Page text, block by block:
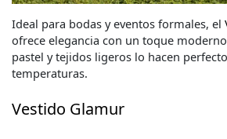
Ideal para bodas y eventos formales, el
ofrece elegancia con un toque
pastel y tejidos ligeros lo hacen
temperaturas.
Vestido Glamur